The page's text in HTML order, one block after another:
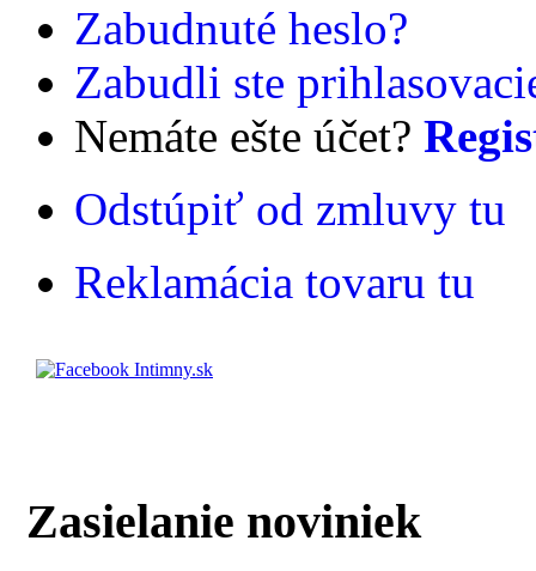
Zabudnuté heslo?
Zabudli ste
Nemáte ešte účet?
Odstúpiť od zmluvy tu
Reklamácia tovaru tu
Zasielanie noviniek